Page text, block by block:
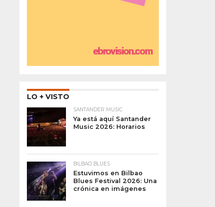
LO + VISTO
SANTANDER MUSIC
Ya está aquí Santander
Music 2026: Horarios
BILBAO BLUES
Estuvimos en Bilbao
Blues Festival 2026: Una
crónica en imágenes